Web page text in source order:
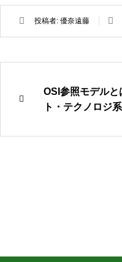
投稿者: 優奈遠藤
OSI参照モデル
ト・テクノロジ系